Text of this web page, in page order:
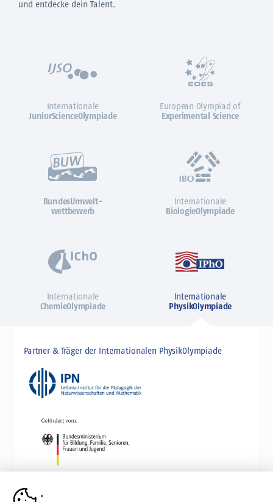
und entdecke dein Talent.
Internationale
JuniorScienceOlympiade
European Olympiad of
Experimental Science
BundesUmwelt-
wettbewerb
Internationale
BiologieOlympiade
Internationale
ChemieOlympiade
Internationale
PhysikOlympiade
Partner & Träger der Internationalen PhysikOlympiade